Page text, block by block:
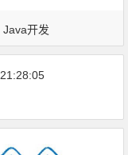
Java开发
21:28:05